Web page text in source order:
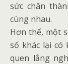
sức chân
cùng nhau.
Hơn thế, một
số khác lại
quen lắng